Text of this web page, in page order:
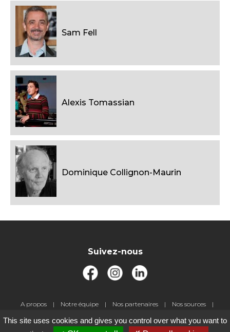
Sam Fell
Alexis Tomassian
Dominique Collignon-Maurin
Suivez-nous
Pied
page
A propos Notre équipe Nos partenaires
Nos sources
Livre d'or
Jeux-concours Contact
Gestion des cookies
This site uses cookies and gives you control over what you want to